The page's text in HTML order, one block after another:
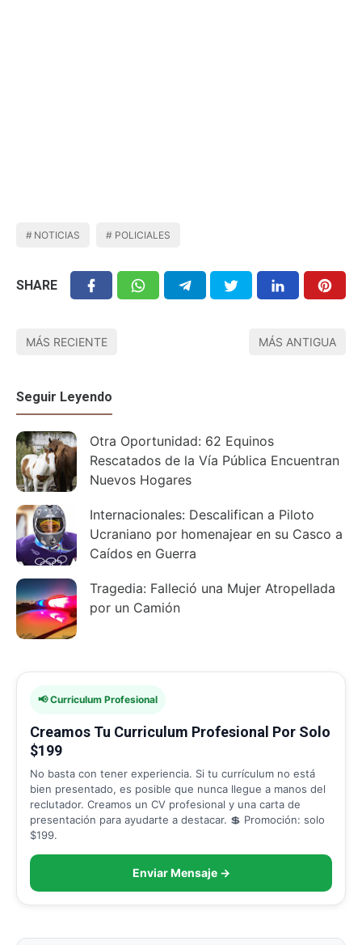
NOTICIAS POLICIALES
SHARE
MÁS RECIENTE MÁS ANTIGUA
Seguir Leyendo
Otra Oportunidad: 62 Equinos
Rescatados de la Vía Pública Encuentran
Nuevos Hogares
Internacionales: Descalifican a Piloto
Ucraniano por homenajear en su Casco a
Caídos en Guerra
Tragedia: Falleció una Mujer Atropellada
por un Camión
📢 Curriculum Profesional
Creamos Tu Curriculum Profesional Por Solo
$199
No basta con tener experiencia. Si tu currículum no está
bien presentado, es posible que nunca llegue a manos del
reclutador. Creamos un CV profesional y una carta de
presentación para ayudarte a destacar. 💲 Promoción: solo
$199.
Enviar Mensaje →